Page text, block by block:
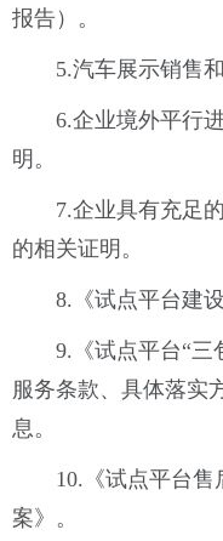
报告）。
5.汽车展示销售
6.企业境外平行
明。
7.企业具有充足
的相关证明。
8.《试点平台建
9.《试点平台“三
服务条款、具体落实
息。
10.《试点平台
案》。